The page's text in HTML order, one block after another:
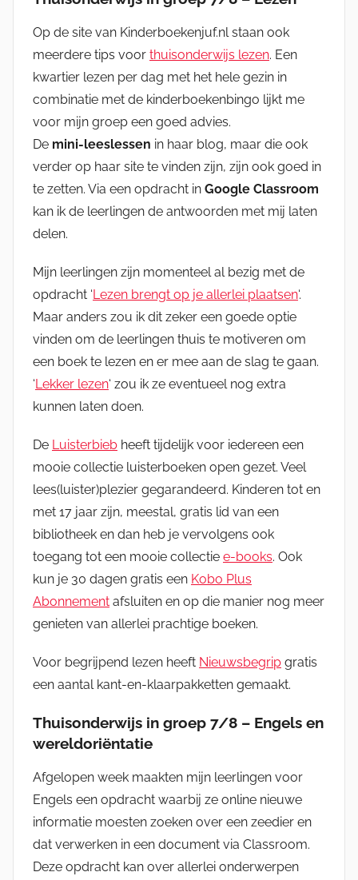
Op de site van Kinderboekenjuf.nl staan ook
meerdere tips voor thuisonderwijs lezen. Een
kwartier lezen per dag met het hele gezin in
combinatie met de kinderboekenbingo lijkt me
voor mijn groep een goed advies.
De mini-leeslessen in haar blog, maar die ook
verder op haar site te vinden zijn, zijn ook goed in
te zetten. Via een opdracht in Google Classroom
kan ik de leerlingen de antwoorden met mij laten
delen.
Mijn leerlingen zijn momenteel al bezig met de
opdracht ‘Lezen brengt op je allerlei plaatsen‘.
Maar anders zou ik dit zeker een goede optie
vinden om de leerlingen thuis te motiveren om
een boek te lezen en er mee aan de slag te gaan.
‘Lekker lezen‘ zou ik ze eventueel nog extra
kunnen laten doen.
De Luisterbieb heeft tijdelijk voor iedereen een
mooie collectie luisterboeken open gezet. Veel
lees(luister)plezier gegarandeerd. Kinderen tot en
met 17 jaar zijn, meestal, gratis lid van een
bibliotheek en dan heb je vervolgens ook
toegang tot een mooie collectie e-books. Ook
kun je 30 dagen gratis een Kobo Plus
Abonnement afsluiten en op die manier nog meer
genieten van allerlei prachtige boeken.
Voor begrijpend lezen heeft Nieuwsbegrip gratis
een aantal kant-en-klaarpakketten gemaakt.
Thuisonderwijs in groep 7/8 – Engels en
wereldoriëntatie
Afgelopen week maakten mijn leerlingen voor
Engels een opdracht waarbij ze online nieuwe
informatie moesten zoeken over een zeedier en
dat verwerken in een document via Classroom.
Deze opdracht kan over allerlei onderwerpen